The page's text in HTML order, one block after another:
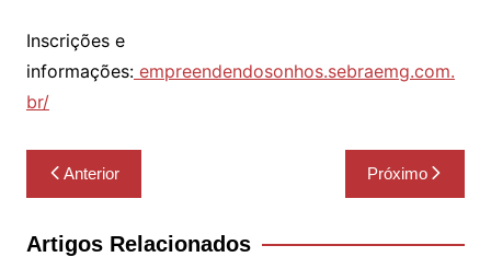
Inscrições e
informações:empreendendosonhos.sebraemg.com.
br/
Navegação
de
Post
Anterior Próximo
Artigos Relacionados